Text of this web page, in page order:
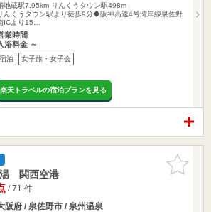
地蔵駅7.95km りんくうタウン駅498m
んくうタウン駅より徒歩9分◆阪神高速4号湾岸線泉佐野
ICより15…
業時間
浴料金 ～
宿泊 女子旅・女子会
楽天トラベルの宿泊プランを見る
お気に入
りに追加
関西空港
/ 71 件
阪府 / 泉佐野市 / 泉州温泉